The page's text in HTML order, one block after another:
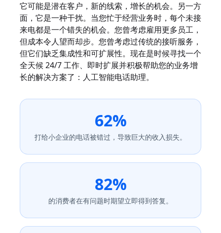
它可能是潜在客户，新的线索，增长的机会。另一方
面，它是一种干扰。当您忙于经营业务时，每个未接
来电都是一个错失的机会。您曾考虑雇用更多员工，
但成本令人望而却步。您曾考虑过传统的接听服务，
但它们缺乏集成性和可扩展性。现在是时候寻找一个
全天候 24/7 工作、即时扩展并积极帮助您的业务增
长的解决方案了：人工智能电话助理。
62%
打给小企业的电话被错过，导致巨大的收入损失。
82%
的消费者在有问题时期望立即得到答复。